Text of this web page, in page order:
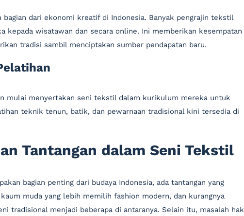
dari ekonomi kreatif di Indonesia. Banyak pengrajin tekstil
kepada wisatawan dan secara online. Ini memberikan kesempatan
tradisi sambil menciptakan sumber pendapatan baru.
mulai menyertakan seni tekstil dalam kurikulum mereka untuk
teknik tenun, batik, dan pewarnaan tradisional kini tersedia di
Tantangan dalam Seni Tekstil
bagian penting dari budaya Indonesia, ada tantangan yang
muda yang lebih memilih fashion modern, dan kurangnya
tradisional menjadi beberapa di antaranya. Selain itu, masalah hak